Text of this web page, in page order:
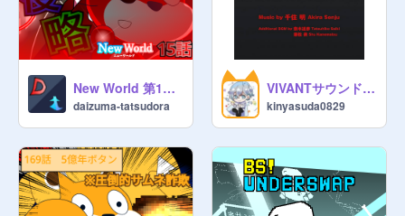
New World 第15話 バーン侵略
daizuma-tatsudora
VIVANTサウンドトラック3種盛り！
kinyasuda0829